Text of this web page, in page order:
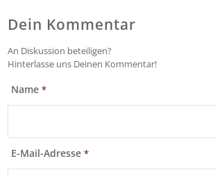
Dein Kommentar
An Diskussion beteiligen?
Hinterlasse uns Deinen Kommentar!
Name*
E-Mail-Adresse*